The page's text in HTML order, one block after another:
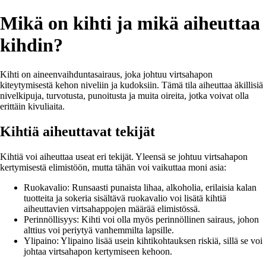
Mikä on kihti ja mikä aiheuttaa
kihdin?
Kihti on aineenvaihduntasairaus, joka johtuu virtsahapon
kiteytymisestä kehon niveliin ja kudoksiin. Tämä tila aiheuttaa äkillisiä
nivelkipuja, turvotusta, punoitusta ja muita oireita, jotka voivat olla
erittäin kivuliaita.
Kihtiä aiheuttavat tekijät
Kihtiä voi aiheuttaa useat eri tekijät. Yleensä se johtuu virtsahapon
kertymisestä elimistöön, mutta tähän voi vaikuttaa moni asia:
Ruokavalio: Runsaasti punaista lihaa, alkoholia, erilaisia kalan
tuotteita ja sokeria sisältävä ruokavalio voi lisätä kihtiä
aiheuttavien virtsahappojen määrää elimistössä.
Perinnöllisyys: Kihti voi olla myös perinnöllinen sairaus, johon
alttius voi periytyä vanhemmilta lapsille.
Ylipaino: Ylipaino lisää usein kihtikohtauksen riskiä, sillä se voi
johtaa virtsahapon kertymiseen kehoon.